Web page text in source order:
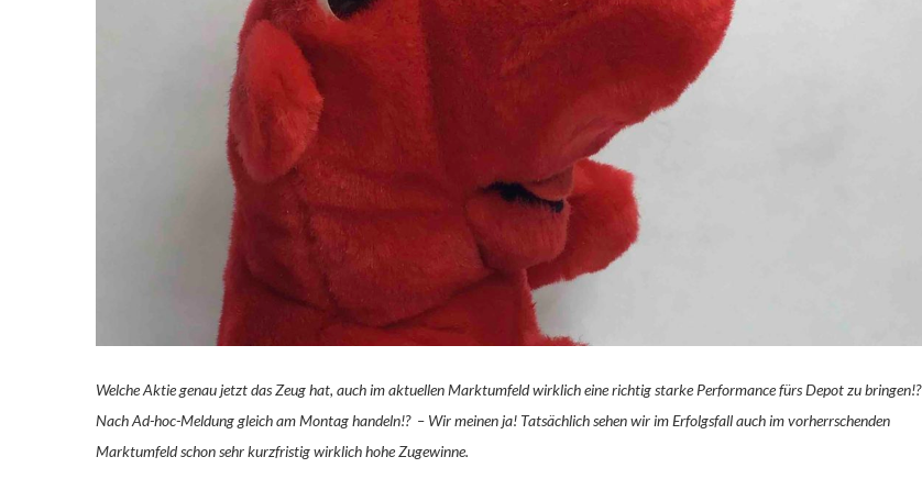
Welche Aktie genau jetzt das Zeug hat, auch im aktuellen Marktumfeld wirklich eine richtig starke Performance fürs Depot zu bringen!?
Nach Ad-hoc-Meldung gleich am Montag handeln!? – Wir meinen ja! Tatsächlich sehen wir im Erfolgsfall auch im vorherrschenden
Marktumfeld schon sehr kurzfristig wirklich hohe Zugewinne.